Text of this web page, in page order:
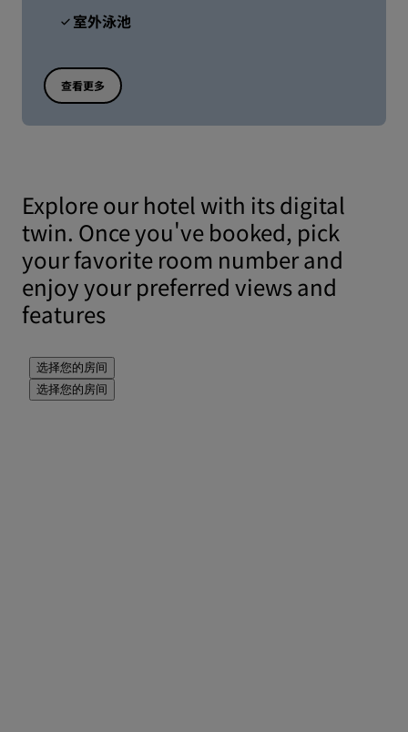
室外泳池
查看更多
Explore our hotel with its digital
twin. Once you've booked, pick
your favorite room number and
enjoy your preferred views and
features